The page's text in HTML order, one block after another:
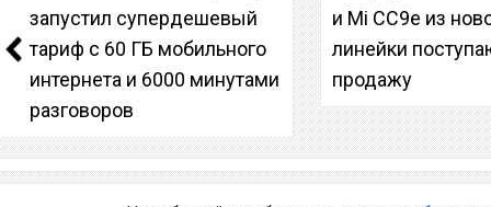
запустил супердешевый
тариф с 60 ГБ мобильного
интернета и 6000 минутами
разговоров
и Mi CC9e из
линейки
продажу